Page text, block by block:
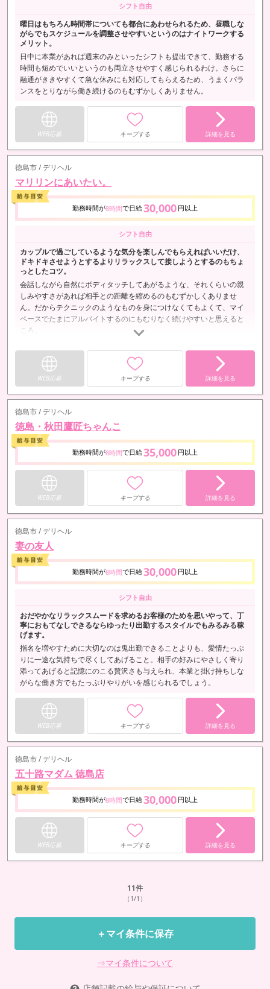
シフト自由
曜日はもちろん時間帯についても都合にあわせられるため、昼職しな
がらでもスケジュールを調整させやすいというのはナイトワークする
メリット。
日中に本業があれば週末のみといったシフトも提出できて、勤務する
時間も短めでいいというのも両立させやすく感じられるわけ。さらに
融通がききやすくて急な休みにも対応してもらえるため、うまくバラ
ンスをとりながら働き続けるのもむずかしくありません。
WEB応募 キープする 詳細を見る
徳島市 / デリヘル
マリリンにあいたい。
勤務時間が8時間で日給30,000 円以上
シフト自由
カップルで過ごしているような気分を楽しんでもらえればいいだけ、
ドキドキさせようとするよりリラックスして接しようとするのもちょ
っとしたコツ。
会話しながら自然にボディタッチしてあがるような、それくらいの親
しみやすさがあれば相手との距離を縮めるのもむずかしくありませ
ん。だからテクニックのようなものを身につけなくてもよくて、マイ
ペースでたまにアルバイトするのにもむりなく続けやすいと思えると
ころ。
WEB応募 キープする 詳細を見る
徳島市 / デリヘル
徳島・秋田鷹匠ちゃんこ
勤務時間が8時間で日給35,000 円以上
WEB応募 キープする 詳細を見る
徳島市 / デリヘル
妻の友人
勤務時間が8時間で日給30,000 円以上
シフト自由
おだやかなリラックスムードを求めるお客様のためを思いやって、丁
寧におもてなしできるならゆったり出勤するスタイルでもみるみる稼
げます。
指名を増やすために大切なのは鬼出勤できることよりも、愛情たっぷ
りに一途な気持ちで尽くしてあげること。相手の好みにやさしく寄り
添ってあげると記憶にのこる贅沢さも与えられ、本業と掛け持ちしな
がらな働き方でもたっぷりやりがいを感じられるでしょう。
WEB応募 キープする 詳細を見る
徳島市 / デリヘル
五十路マダム 徳島店
勤務時間が8時間で日給30,000 円以上
WEB応募 キープする 詳細を見る
11件
（1/1）
＋マイ条件に保存
⇒マイ条件について